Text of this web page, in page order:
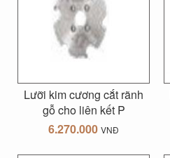
Lưỡi kim cương cắt rãnh
gỗ cho liên kết P
6.270.000 VNĐ